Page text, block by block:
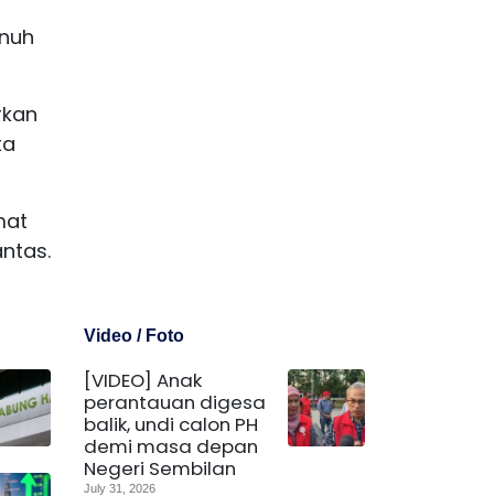
Video / Foto
[VIDEO] Anak
perantauan digesa
balik, undi calon PH
demi masa depan
Negeri Sembilan
July 31, 2026